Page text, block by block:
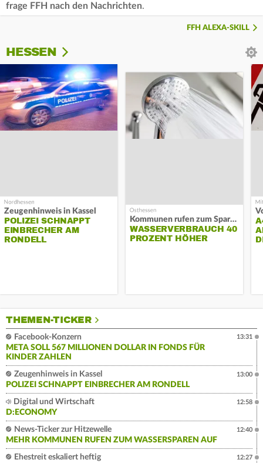
frage FFH nach den Nachrichten.
FFH ALEXA-SKILL
HESSEN
Zeugenhinweis in Kassel
POLIZEI SCHNAPPT
EINBRECHER AM
RONDELL
Kommunen rufen zum Sparen auf
WASSERVERBRAUCH 40
PROZENT HÖHER
THEMEN-TICKER
Facebook-Konzern
META SOLL 567 MILLIONEN DOLLAR IN FONDS FÜR
KINDER ZAHLEN
13:31
Zeugenhinweis in Kassel
POLIZEI SCHNAPPT EINBRECHER AM RONDELL
13:00
Digital und Wirtschaft
D:ECONOMY
12:58
News-Ticker zur Hitzewelle
MEHR KOMMUNEN RUFEN ZUM WASSERSPAREN AUF
12:40
Ehestreit eskaliert heftig
12:27